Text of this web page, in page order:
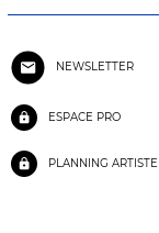
NEWSLETTER
ESPACE PRO
PLANNING ARTISTE